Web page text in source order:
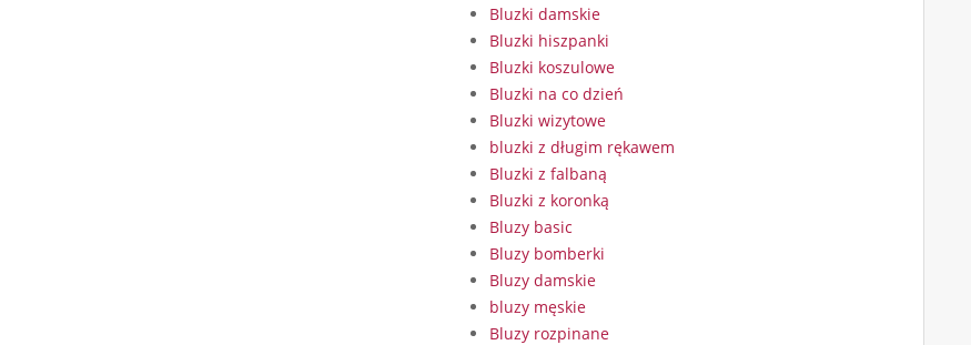
Bluzki damskie
Bluzki hiszpanki
Bluzki koszulowe
Bluzki na co dzień
Bluzki wizytowe
bluzki z długim rękawem
Bluzki z falbaną
Bluzki z koronką
Bluzy basic
Bluzy bomberki
Bluzy damskie
bluzy męskie
Bluzy rozpinane